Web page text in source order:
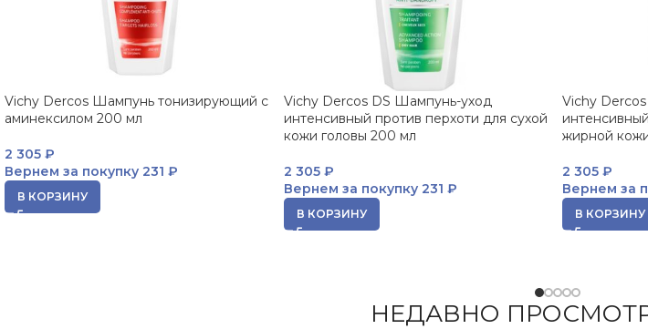
Vichy Dercos Шампунь тонизирующий с
аминексилом 200 мл
2 305 ₽
Вернем за покупку 231 ₽
В КОРЗИНУ
Vichy Dercos DS Шампунь-уход
интенсивный против перхоти для сухой
кожи головы 200 мл
2 305 ₽
Вернем за покупку231 ₽
В КОРЗИНУ
Vichy
жирной
2 305 ₽
Вернем за
В КОРЗИНУ
НЕДАВНО